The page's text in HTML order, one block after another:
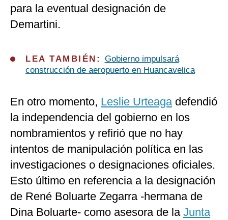
para la eventual designación de
Demartini.
LEA TAMBIÉN: Gobierno impulsará
construcción de aeropuerto en Huancavelica
En otro momento, Leslie Urteagadefendió
la independencia del gobierno en los
nombramientos y refirió que no hay
intentos de manipulación política en las
investigaciones o designaciones oficiales.
Esto último en referencia a la designación
de René Boluarte Zegarra -hermana de
Dina Boluarte- como asesora de la Junta